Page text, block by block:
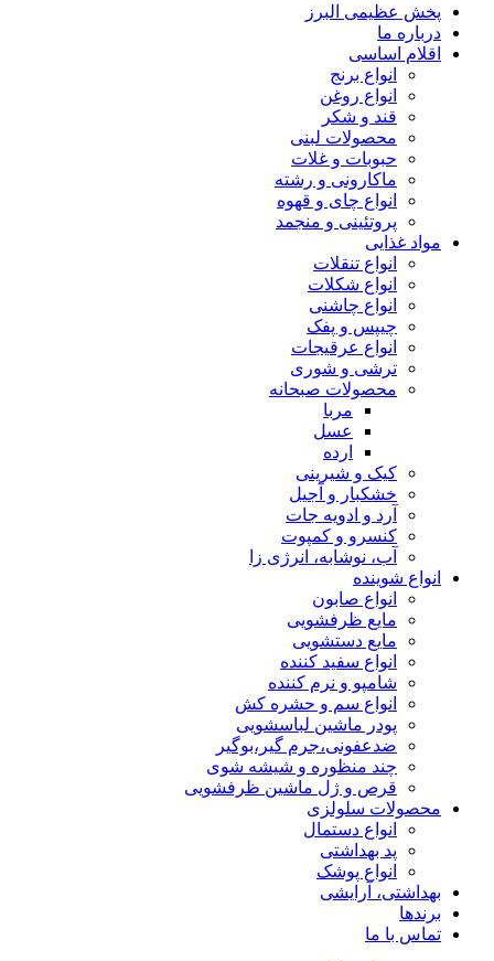
پخش عظیمی البرز
درباره ما
اقلام اساسی
انواع برنج
انواع روغن
قند و شکر
محصولات لبنی
حبوبات و غلات
ماکارونی و رشته
انواع چای و قهوه
پروتئینی و منجمد
مواد غذایی
انواع تنقلات
انواع شکلات
انواع چاشنی
چیپس و پفک
انواع عرقیجات
ترشی و شوری
محصولات صبحانه
مربا
عسل
ارده
کیک و شیرینی
خشکبار و آجیل
آرد و ادویه جات
کنسرو و کمپوت
آب، نوشابه، انرژی زا
انواع شوینده
انواع صابون
مایع ظرفشویی
مایع دستشویی
انواع سفید کننده
شامپو و نرم کننده
انواع سم و حشره کش
پودر ماشین لباسشویی
ضدعفونی،جرم گیر،بوگیر
چند منظوره و شیشه شوی
قرص و ژل ماشین ظرفشویی
محصولات سلولزی
انواع دستمال
پد بهداشتی
انواع پوشک
بهداشتی، آرایشی
برندها
تماس با ما